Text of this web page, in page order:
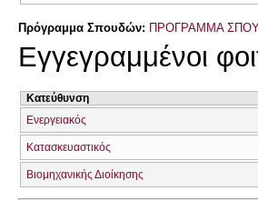
Πρόγραμμα Σπουδών: ΠΡΟΓΡΑΜΜΑ
Εγγεγραμμένοι
Κατεύθυνση
Ενεργειακός
Κατασκευαστικός
Βιομηχανικής Διοίκησης